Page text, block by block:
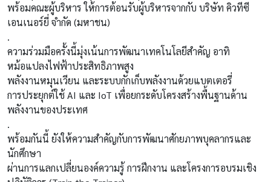
พร้อมคณะผู้บริหาร ให้การต้อนรับผู้บริหารจากกับ บริษัท คิวทีซี
เอนเนอร์ยี่ จำกัด (มหาชน)
.
ความร่วมมือครั้งนี้มุ่งเน้นการพัฒนาเทคโนโลยีสำคัญ อาทิ
หม้อแปลงไฟฟ้าประสิทธิภาพสูง
พลังงานหมุนเวียน และระบบกักเก็บพลังงานด้วยแบตเตอรี่
การประยุกต์ใช้ AI และ IoT เพื่อยกระดับโครงสร้างพื้นฐานด้าน
พลังงานของประเทศ
.
พร้อมกันนี้ ยังให้ความสำคัญกับการพัฒนาศักยภาพบุคลากรและ
นักศึกษา
ผ่านการแลกเปลี่ยนองค์ความรู้ การฝึกงาน และโครงการอบรมเชิง